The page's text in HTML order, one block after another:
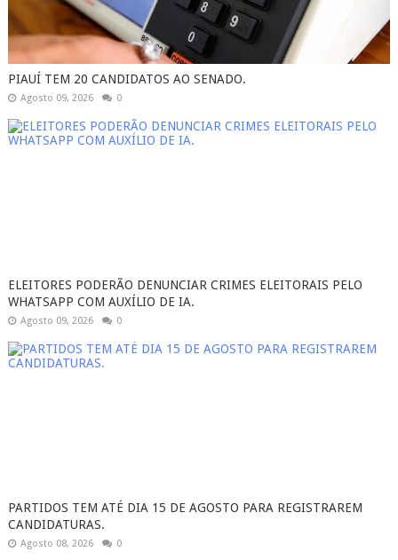
PIAUÍ TEM 20 CANDIDATOS AO SENADO.
Agosto 09, 2026 0
ELEITORES PODERÃO DENUNCIAR CRIMES ELEITORAIS PELO
WHATSAPP COM AUXÍLIO DE IA.
Agosto 09, 2026 0
PARTIDOS TEM ATÉ DIA 15 DE AGOSTO PARA REGISTRAREM
CANDIDATURAS.
Agosto 08, 2026 0